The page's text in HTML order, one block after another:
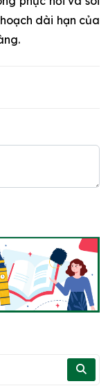
dài hạn của